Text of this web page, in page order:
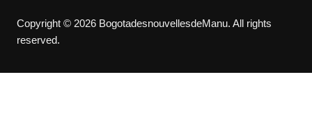
Copyright © 2026 BogotadesnouvellesdeManu. All rights
reserved.